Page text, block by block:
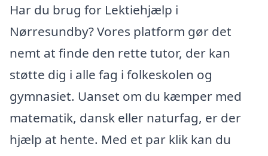
Har du brug for Lektiehjælp i
Nørresundby? Vores platform gør det
nemt at finde den rette tutor, der kan
støtte dig i alle fag i folkeskolen og
gymnasiet. Uanset om du kæmper med
matematik, dansk eller naturfag, er der
hjælp at hente. Med et par klik kan du